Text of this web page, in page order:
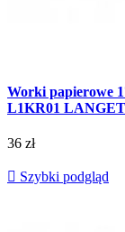
Worki papierowe
L1KR01
36 zł
 Szybki podgląd